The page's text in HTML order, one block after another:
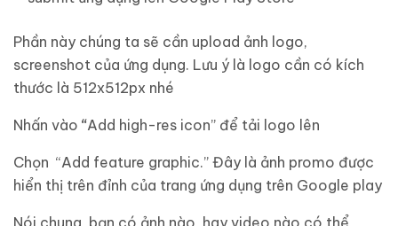
Phần này chúng ta sẽ cần upload ảnh logo,
screenshot của ứng dụng. Lưu ý là logo cần có kích
thước là 512x512px nhé
Nhấn vào “Add high-res icon” để tải logo lên
Chọn “Add feature graphic.” Đây là ảnh promo được
hiển thị trên đỉnh của trang ứng dụng trên Google play
Nói chung, bạn có ảnh nào, hay video nào có thể